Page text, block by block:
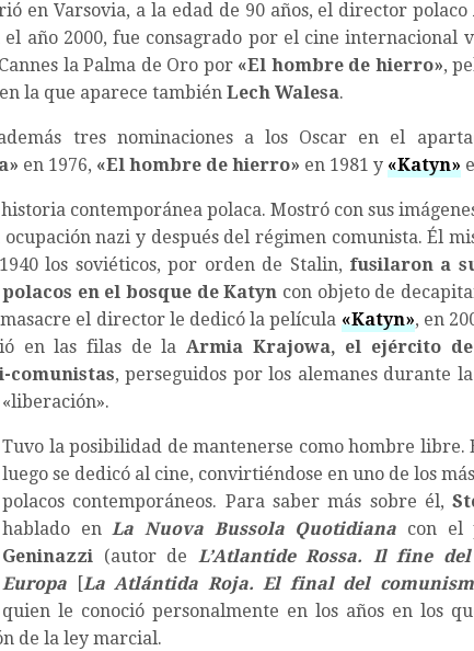
en Varsovia, a la edad de 90 años, el director polaco
año 2000, fue consagrado por el cine internacional
la Palma de Oro por «El hombre de hierro»,
la que aparece también Lech Walesa.
tres nominaciones a los Oscar en el
en 1976, «El hombre de hierro» en 1981 y «Katyn»
contemporánea polaca. Mostró con sus
nazi y después del régimen comunista. Él
los soviéticos, por orden de Stalin, fusilaron a
en el bosque de Katyn con objeto de
el director le dedicó la película «Katyn», en
en las filas de la Armia Krajowa, el ejército
comunistas, perseguidos por los alemanes durante
Tuvo la posibilidad de mantenerse como hombre libre.
luego se dedicó al cine, convirtiéndose en uno de los
polacos contemporáneos. Para saber más sobre él,
hablado enLa Nuova Bussola Quotidiana con el
Geninazzi (autor de L’Atlantide Rossa. Il fine
Europa [La Atlántida Roja. El final del
quien le conoció personalmente en los años en los
de la ley marcial.